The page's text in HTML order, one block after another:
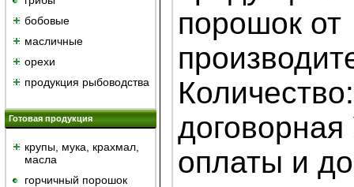
бобовые
масличные
орехи
продукция рыбоводства
Готовая продукция
крупы, мука, крахмал,
масла
горчичный порошок
порошок от
оплаты и